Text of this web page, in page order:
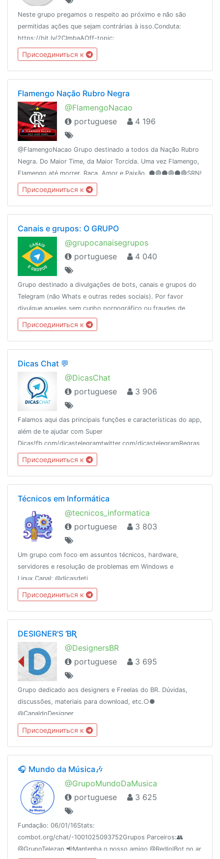
Neste grupo pregamos o respeito ao próximo e não são
permitidas ações que sejam contrárias à isso.Conduta:
https://bit.ly/2CImbaAOff-topic:
https://t.me/wwwdevofftopicBlog: https://medium.com/php-
brasilDúvidas entre em contato com um adm.
Присоединиться к
Flamengo Nação Rubro Negra
@FlamengoNacao
portuguese
4 196
@FlamengoNacao Grupo destinado a todos da Nação Rubro
Negra. Do Maior Time, da Maior Torcida. Uma vez Flamengo,
Flamengo até morrer. Raça, Amor e Paixão. ⚫️🔴⚫️🔴⚫️🔴SRN!
Присоединиться к
Canais e grupos: O GRUPO
@grupocanaisegrupos
portuguese
4 040
Grupo destinado a divulgações de bots, canais e grupos do
Telegram (não Whats e outras redes sociais). Por favor
divulgue aqueles sem cunho pornográfico ou fraudes de
cartões, créditos de operadoras e cia.
Присоединиться к
Dicas Chat 💬
@DicasChat
portuguese
3 906
Falamos aqui das principais funções e características do app,
além de te ajudar com Super
Dicas!fb.com/dicastelegramtwitter.com/dicastelegramRegras
do grupo: https://telegra.ph/Regras-DicasChat-10-
05Conheça também o podcast @DicasTeleCast! 😉
Присоединиться к
Técnicos em Informática
@tecnicos_informatica
portuguese
3 803
Um grupo com foco em assuntos técnicos, hardware,
servidores e resolução de problemas em Windows e
Linux.Canal: @dicasdeti
Присоединиться к
DESIGNER'S ƁƦ
@DesignersBR
portuguese
3 695
Grupo dedicado aos designers e Freelas do BR. Dúvidas,
discussões, materiais para download, etc.○●
@CanaldoDesigner
Присоединиться к
🎧 Mundo da Música🎶
@GrupoMundoDaMusica
portuguese
3 625
Fundação: 06/01/16Stats:
combot.org/chat/-1001025093752Grupos Parceiros:👥
@GrupoTelezap 📢Mantenha o nosso amigo @RedlolBot no ar